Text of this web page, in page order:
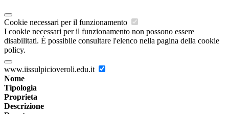
Cookie necessari per il funzionamento
I cookie necessari per il funzionamento non possono essere
disabilitati. È possibile consultare l'elenco nella pagina della cookie
policy.
www.iissulpicioveroli.edu.it
Nome
Tipologia
Proprieta
Descrizione